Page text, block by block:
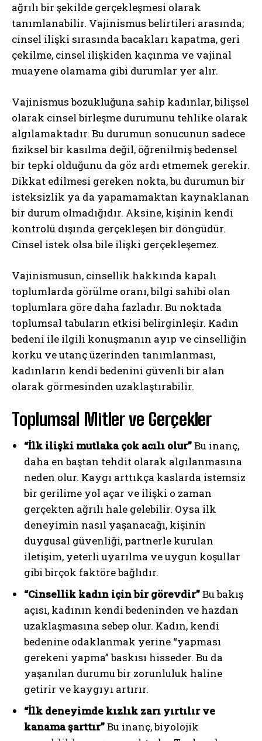
ağrılı bir şekilde gerçekleşmesi olarak
tanımlanabilir. Vajinismus belirtileri arasında;
cinsel ilişki sırasında bacakları kapatma, geri
çekilme, cinsel ilişkiden kaçınma ve vajinal
muayene olamama gibi durumlar yer alır.
Vajinismus bozukluğuna sahip kadınlar, bilişsel
olarak cinsel birleşme durumunu tehlike olarak
algılamaktadır. Bu durumun sonucunun sadece
fiziksel bir kasılma değil, öğrenilmiş bedensel
bir tepki olduğunu da göz ardı etmemek gerekir.
Dikkat edilmesi gereken nokta, bu durumun bir
isteksizlik ya da yapamamaktan kaynaklanan
bir durum olmadığıdır. Aksine, kişinin kendi
kontrolü dışında gerçekleşen bir döngüdür.
Cinsel istek olsa bile ilişki gerçekleşemez.
Vajinismusun, cinsellik hakkında kapalı
toplumlarda görülme oranı, bilgi sahibi olan
toplumlara göre daha fazladır. Bu noktada
toplumsal tabuların etkisi belirginleşir. Kadın
bedeni ile ilgili konuşmanın ayıp ve cinselliğin
korku ve utanç üzerinden tanımlanması,
kadınların kendi bedenini güvenli bir alan
olarak görmesinden uzaklaştırabilir.
Toplumsal Mitler ve Gerçekler
“İlk ilişki mutlaka çok acılı olur”Bu inanç,
daha en baştan tehdit olarak algılanmasına
neden olur. Kaygı arttıkça kaslarda istemsiz
bir gerilime yol açar ve ilişki o zaman
gerçekten ağrılı hale gelebilir. Oysa ilk
deneyimin nasıl yaşanacağı, kişinin
duygusal güvenliği, partnerle kurulan
iletişim, yeterli uyarılma ve uygun koşullar
gibi birçok faktöre bağlıdır.
“Cinsellik kadın için bir görevdir”Bu bakış
açısı, kadının kendi bedeninden ve hazdan
uzaklaşmasına sebep olur. Kadın, kendi
bedenine odaklanmak yerine “yapması
gerekeni yapma” baskısı hisseder. Bu da
yaşanılan durumu bir zorunluluk haline
getirir ve kaygıyı artırır.
“İlk deneyimde kızlık zarı yırtılır ve
kanama şarttır”Bu inanç, biyolojik